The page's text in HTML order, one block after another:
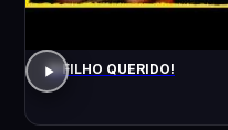
O FILHO QUERIDO!